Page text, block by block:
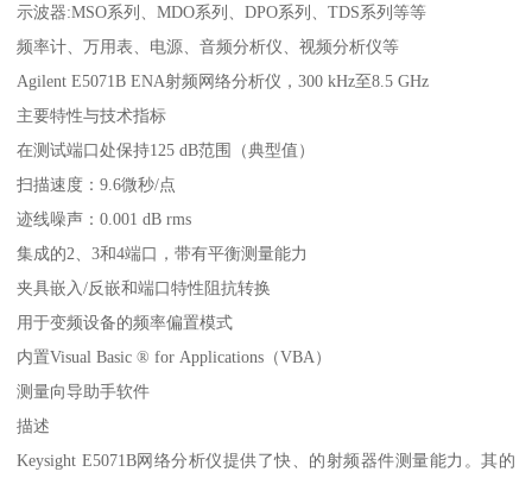
示波器:MSO系列、MDO系列、DPO系列、TDS系列等等
频率计、万用表、电源、音频分析仪、视频分析仪等
Agilent E5071B ENA射频网络分析仪，300 kHz至8.5 GHz
主要特性与技术指标
在测试端口处保持125 dB范围（典型值）
扫描速度：9.6微秒/点
迹线噪声：0.001 dB rms
集成的2、3和4端口，带有平衡测量能力
夹具嵌入/反嵌和端口特性阻抗转换
用于变频设备的频率偏置模式
内置Visual Basic ® for Applications（VBA）
测量向导助手软件
描述
Keysight E5071B网络分析仪提供了快、的射频器件测量能力。其的